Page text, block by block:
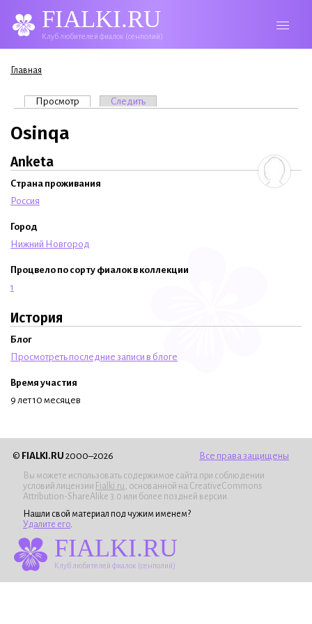
FIALKI.RU
Клуб любителей фиалок (сенполий)
Вы здесь
Главная
Главные вкладки
Просмотр (активная вкладка)
Следить
Osinqa
Anketa
Страна проживания
Россия
Город
Нижний Новгород
Процвело по сорту фиалок в коллекции
1
История
Блог
Просмотреть последние записи в блоге
Время участия
9 лет 10 месяцев
© FIALKI.RU 2000–2026 Все права защищены
Вы можете использовать содержимое сайта при соблюдении
условий лицензии Fialki.ru , основанной на CreativeCommons
Attribution-ShareAlike 3.0 или более поздней версии.
Нашли свой материал под чужим именем?
Удалите его
FIALKI.RU
Клуб любителей фиалок (сенполий)